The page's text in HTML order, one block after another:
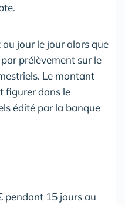
jour le jour alors que
prélèvement sur le
Le montant
figurer dans le
édité par la banque
pendant 15 jours au